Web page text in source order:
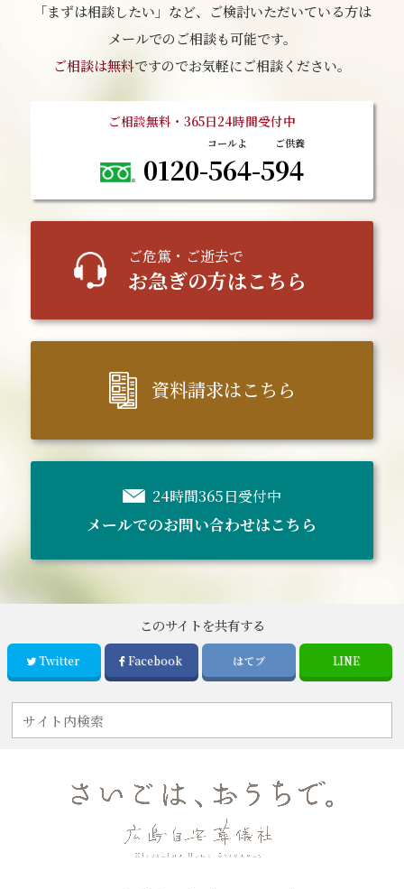
「まずは相談したい」など、ご検討いただいている方は
メールでのご相談も可能です。
ご相談は無料ですのでお気軽にご相談ください。
ご相談無料・365日24時間受付中
0120-564-594
ご危篤 ・ご逝去で
お急ぎの方はこちら
資料請求はこちら
24時間365日受付中
メールでのお問い合わせはこちら
このサイトを共有する
Twitter Facebook はてブ LINE